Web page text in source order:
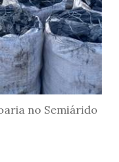
no Semiárido